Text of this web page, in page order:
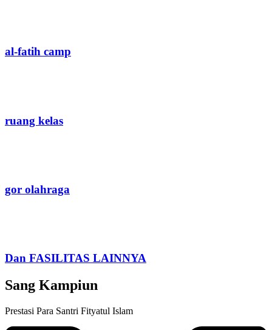
al-fatih camp
ruang kelas
gor olahraga
Dan FASILITAS LAINNYA
Sang Kampiun
Prestasi Para Santri Fityatul Islam